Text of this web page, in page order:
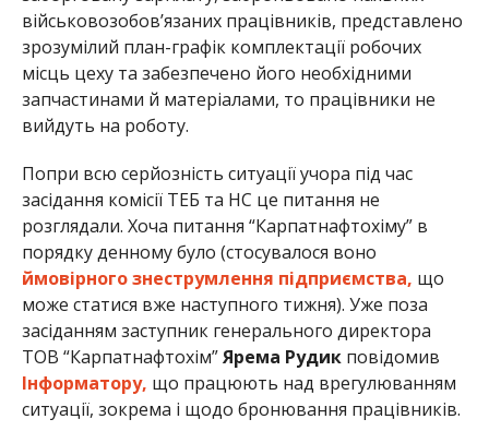
військовозобов’язаних працівників, представлено
зрозумілий план-графік комплектації робочих
місць цеху та забезпечено його необхідними
запчастинами й матеріалами, то працівники не
вийдуть на роботу.
Попри всю серйозність ситуації учора під час
засідання комісії ТЕБ та НС це питання не
розглядали. Хоча питання “Карпатнафтохіму” в
порядку денному було (стосувалося воно
ймовірного знеструмлення підприємства, що
може статися вже наступного тижня). Уже поза
засіданням заступник генерального директора
ТОВ “Карпатнафтохім”Ярема Рудик повідомив
Інформатору, що працюють над врегулюванням
ситуації, зокрема і щодо бронювання працівників.